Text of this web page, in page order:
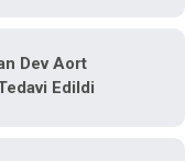
Dev Aort
Edildi